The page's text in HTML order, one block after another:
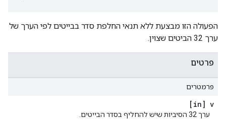
הפעולה הזו מבצעת ללא תנאי החלפת סדר בבייטים לפי הערך של
ערך 32 הביטים שצוין.
פרטים
פרמטרים
[in] v
ערך 32 הסיביות שיש להחליף בסדר הבייטים.